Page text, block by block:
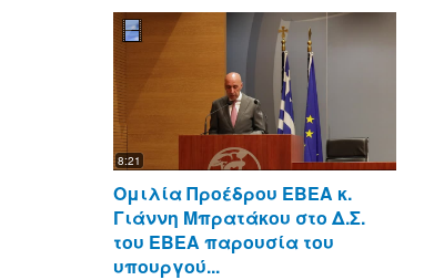
8:21
Ομιλία Προέδρου ΕΒΕΑ κ.
Γιάννη Μπρατάκου στο Δ.Σ.
του ΕΒΕΑ παρουσία του
υπουργού...